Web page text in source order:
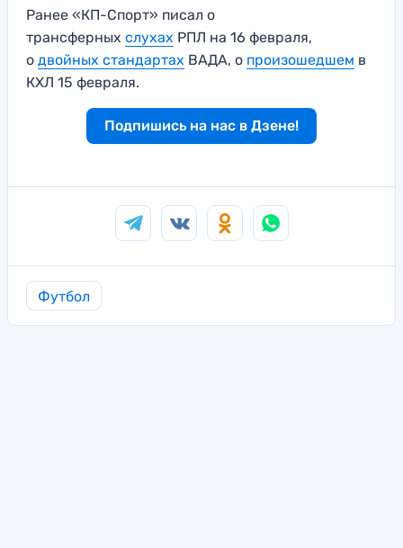
Ранее «КП-Спорт» писал о
трансферных слухах РПЛ на 16 февраля,
о двойных стандартах ВАДА, о произошедшем в
КХЛ 15 февраля.
Подпишись на нас в Дзене!
Футбол